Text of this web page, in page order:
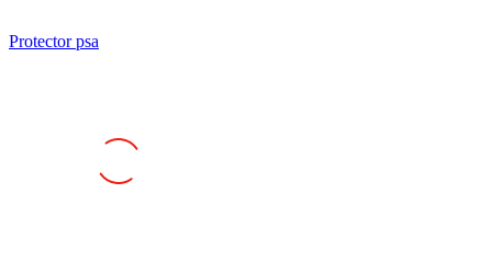
Protector psa